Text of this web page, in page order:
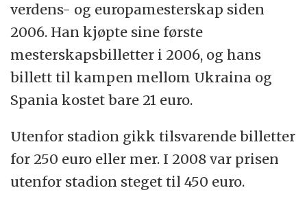
verdens- og europamesterskap siden
2006. Han kjøpte sine første
mesterskapsbilletter i 2006, og hans
billett til kampen mellom Ukraina og
Spania kostet bare 21 euro.
Utenfor stadion gikk tilsvarende billetter
for 250 euro eller mer. I 2008 var prisen
utenfor stadion steget til 450 euro.